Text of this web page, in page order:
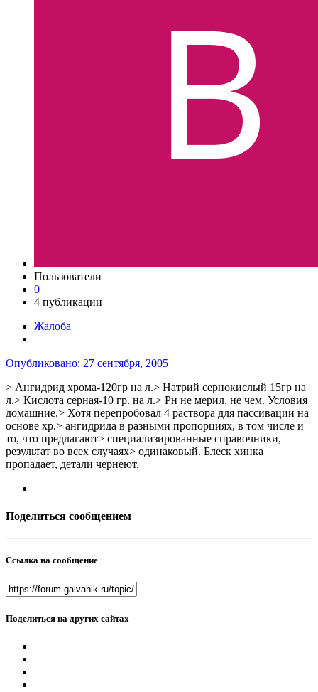
Пользователи
0
4 публикации
Жалоба
Опубликовано: 27 сентября, 2005
> Ангидрид хрома-120гр на л.> Натрий сернокислый 15гр на
л.> Кислота серная-10 гр. на л.> Рн не мерил, не чем. Условия
домашние.> Хотя перепробовал 4 раствора для пассивации на
основе хр.> ангидрида в разными пропорциях, в том числе и
то, что предлагают> специализированные справочники,
результат во всех случаях> одинаковый. Блеск хинка
пропадает, детали чернеют.
Поделиться сообщением
Ссылка на сообщение
Поделиться на других сайтах